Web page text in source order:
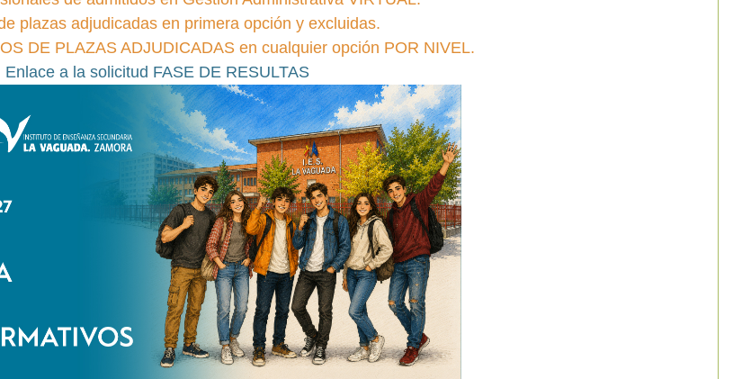
plazas adjudicadas en primera opción y excluidas.
DE PLAZAS ADJUDICADAS en cualquier opción POR NIVEL.
Enlace a la solicitud FASE DE RESULTAS